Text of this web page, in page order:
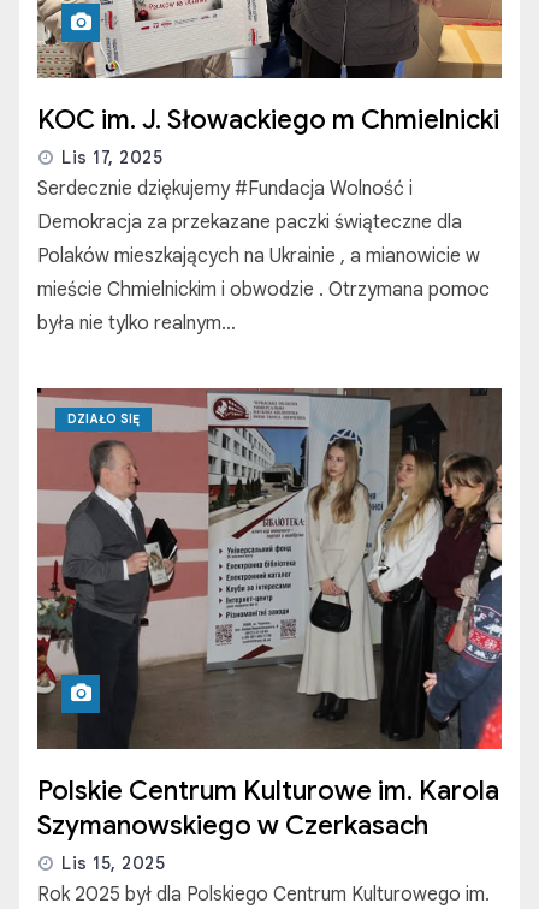
KOC im. J. Słowackiego m Chmielnicki
Lis 17, 2025
Serdecznie dziękujemy #Fundacja Wolność i
Demokracja za przekazane paczki świąteczne dla
Polaków mieszkających na Ukrainie , a mianowicie w
mieście Chmielnickim i obwodzie . Otrzymana pomoc
była nie tylko realnym…
DZIAŁO SIĘ
Polskie Centrum Kulturowe im. Karola
Szymanowskiego w Czerkasach
Lis 15, 2025
Rok 2025 był dla Polskiego Centrum Kulturowego im.